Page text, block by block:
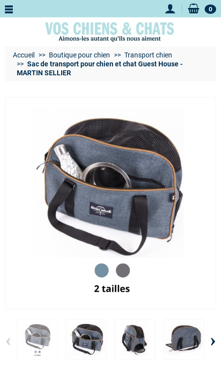
0
Accueil Boutique pour chien
Transport chien
Sac de transport pour chien et chat Guest House -
MARTIN SELLIER
‹ ›